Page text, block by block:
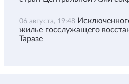
06 августа, 19:48
жилье госслужащего
Таразе